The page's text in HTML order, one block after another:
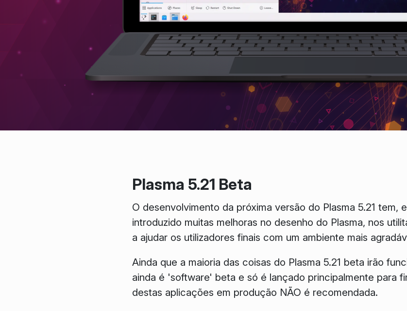
Plasma 5.21 Beta
O desenvolvimento da próxima versão do Plasma 5.21 tem,
introduzido muitas melhoras no desenho do Plasma, nos
a ajudar os utilizadores finais com um ambiente mais
Ainda que a maioria das coisas do Plasma 5.21 beta irão
ainda é 'software' beta e só é lançado principalmente para
destas aplicações em produção NÃO é recomendada.